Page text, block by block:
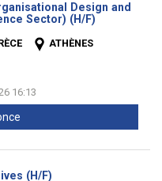
Design and
Sector) (H/F)
ATHÈNES
16:13
(H/F)